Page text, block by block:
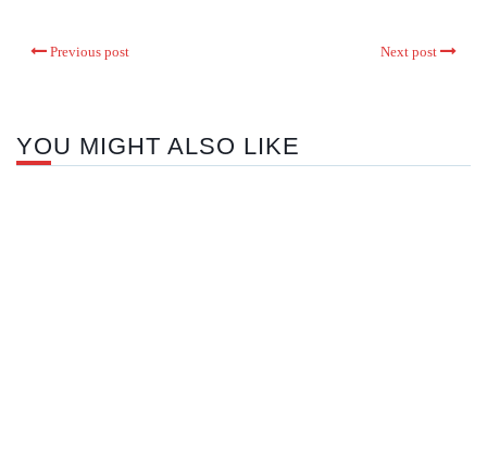
Previous post Next post
YOU MIGHT ALSO LIKE